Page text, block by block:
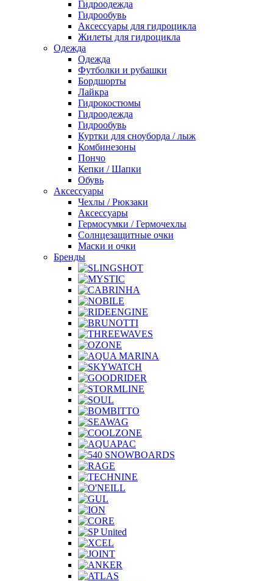
Гидроодежда
Гидрообувь
Аксессуары для гидроцикла
Жилеты для гидроцикла
Одежда
Одежда
Футболки и рубашки
Бордшорты
Лайкра
Гидрокостюмы
Гидроодежда
Гидрообувь
Куртки для сноуборда / лыж
Комбинезоны
Пончо
Кепки / Шапки
Обувь
Аксессуары
Чехлы / Рюкзаки
Аксессуары
Гермосумки / Гермочехлы
Солнцезащитные очки
Маски и очки
Бренды